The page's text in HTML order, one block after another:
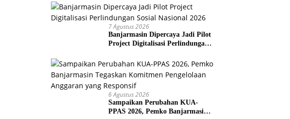
Perketat Penyiraman Air di
Sejumlah Titik Rawan Polusi
7 Agustus 2026
Banjarmasin Dipercaya Jadi Pilot
Project Digitalisasi Perlindungan
6 Agustus 2026
Sampaikan Perubahan KUA-
PPAS 2026, Pemko Banjarmasin